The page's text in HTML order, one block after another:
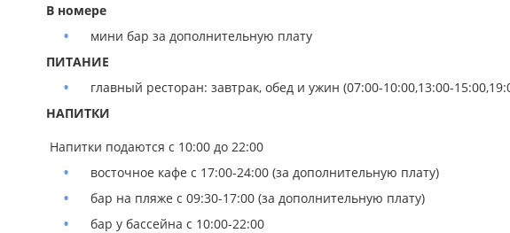
В номере
мини бар за дополнительную плату
ПИТАНИЕ
главный ресторан: завтрак, обед и ужин (07:00-10:00,13:00-
НАПИТКИ
Напитки подаются с 10:00 до 22:00
восточное кафе с 17:00-24:00 (за дополнительную плату)
бар на пляже с 09:30-17:00 (за дополнительную плату)
бар у бассейна с 10:00-22:00